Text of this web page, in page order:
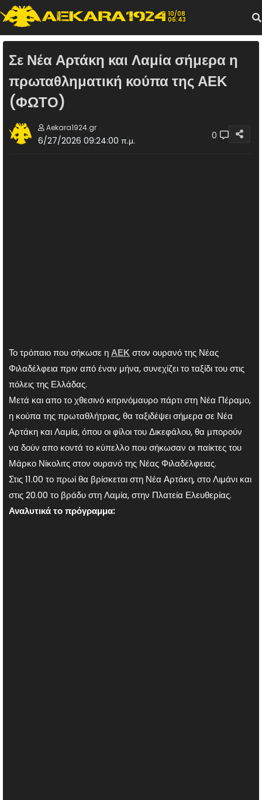
10/08
06:43
Σε Νέα Αρτάκη και Λαμία σήμερα η
πρωταθληματική κούπα της ΑΕΚ
(ΦΩΤΟ)
Aekara1924.gr
6/27/2026 09:24:00 π.μ. 0
Το τρόπαιο που σήκωσε ηΑΕΚστον ουρανό της Νέας
Φιλαδέλφεια πριν από έναν μήνα, συνεχίζει το ταξίδι του στις
πόλεις της Ελλάδας.
Μετά και απο το χθεσινό κιτρινόμαυρο πάρτι στη Νέα Πέραμο,
η κούπα της πρωταθλήτριας, θα ταξιδέψει σήμερα σε Νέα
Αρτάκη και Λαμία, όπου οι φίλοι του Δικεφάλου, θα μπορούν
να δούν απο κοντά το κύπελλο που σήκωσαν οι παίκτες του
Μάρκο Νίκολιτς στον ουρανό της Νέας Φιλαδέλφειας.
Στις 11.00 το πρωί θα βρίσκεται στη Νέα Αρτάκη, στο Λιμάνι και
στις 20.00 το βράδυ στη Λαμία, στην Πλατεία Ελευθερίας.
Αναλυτικά το πρόγραμμα: